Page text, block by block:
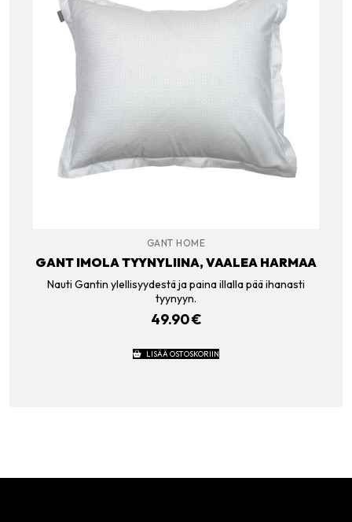
GANT HOME
GANT IMOLA TYYNYLIINA, VAALEA HARMAA
Nauti Gantin ylellisyydestä ja paina illalla pää ihanasti
tyynyyn.
49.90€
LISÄÄ OSTOSKORIIN